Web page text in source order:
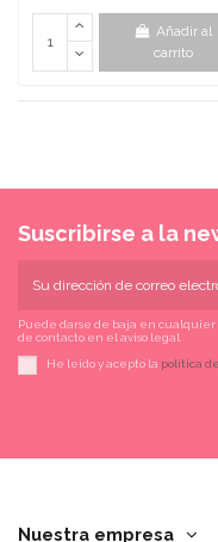
Añadir al
carrito
Suscribirse a la
Puede darse de baja en
de contacto en el aviso legal.
He leído y acepto la política
Nuestra empresa